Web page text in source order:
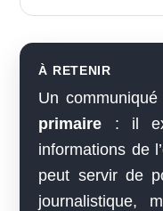
À RETENIR
Un
primaire : il
informations de
peut servir de
journalistique,